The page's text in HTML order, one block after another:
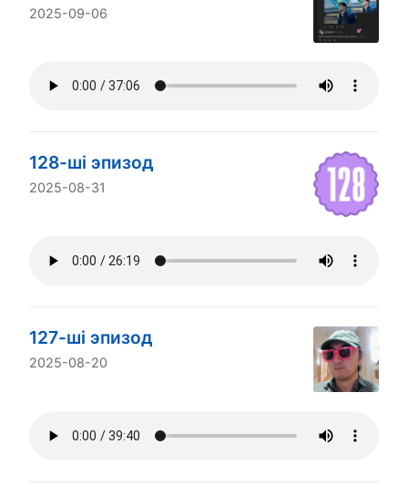
2025-09-06
128-ші эпизод
2025-08-31
127-ші эпизод
2025-08-20